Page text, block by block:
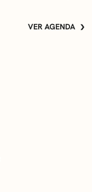
VER AGENDA